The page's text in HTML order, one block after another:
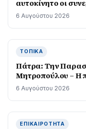
αυτοκίνητο οι
6 Αυγούστου 2026
ΤΟΠΙΚΆ
Πάτρα: Την
Μητροπούλου – Η
6 Αυγούστου 2026
ΕΠΙΚΑΙΡΌΤΗΤΑ